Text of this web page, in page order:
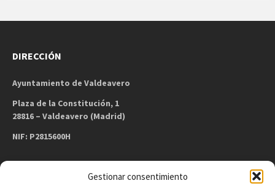
Gestionar consentimiento
DIRECCIÓN
Ayuntamiento de Valdeavero
Plaza de la Constitución, 1
28816 – Valdeavero (Madrid)
NIF: P2815600H